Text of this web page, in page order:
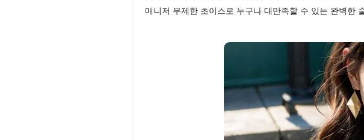
매니저 무제한 초이스로 누구나 대만족할 수 있는 완벽한